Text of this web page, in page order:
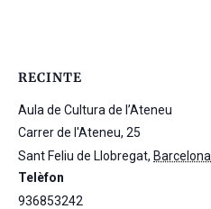
RECINTE
Aula de Cultura de l’Ateneu
Carrer de l'Ateneu, 25
Sant Feliu de Llobregat, Barcelona
Telèfon
936853242